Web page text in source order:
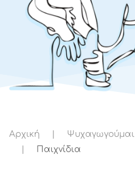
Αρχική Ψυχαγωγούμαι
Παιχνίδια